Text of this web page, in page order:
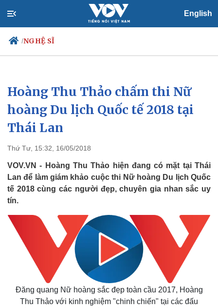
English
/NGHỆ SĨ
Chính trị
Đảng
Tổ chức nhân sự
Quốc hội
Xã hội
Tin 24h
Dự báo thời tiết
Hoàng Thu Thảo chấm thi Nữ
hoàng Du lịch Quốc tế 2018 tại
Thái Lan
Thứ Tư, 15:32, 16/05/2018
VOV.VN - Hoàng Thu Thảo hiện đang có mặt tại Thái
Lan để làm giám khảo cuộc thi Nữ hoàng Du lịch Quốc
tế 2018 cùng các người đẹp, chuyên gia nhan sắc uy
tín.
Đăng quang Nữ hoàng sắc đẹp toàn cầu 2017, Hoàng
Thu Thảo với kinh nghiệm "chinh chiến" tại các đấu